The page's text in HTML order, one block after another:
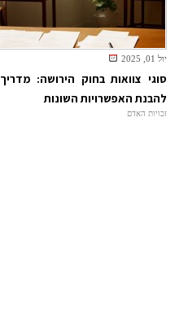
יול 01, 2025
סוגי צוואות בחוק הירושה: מדריך
להבנת האפשרויות השונות
זכויות האדם